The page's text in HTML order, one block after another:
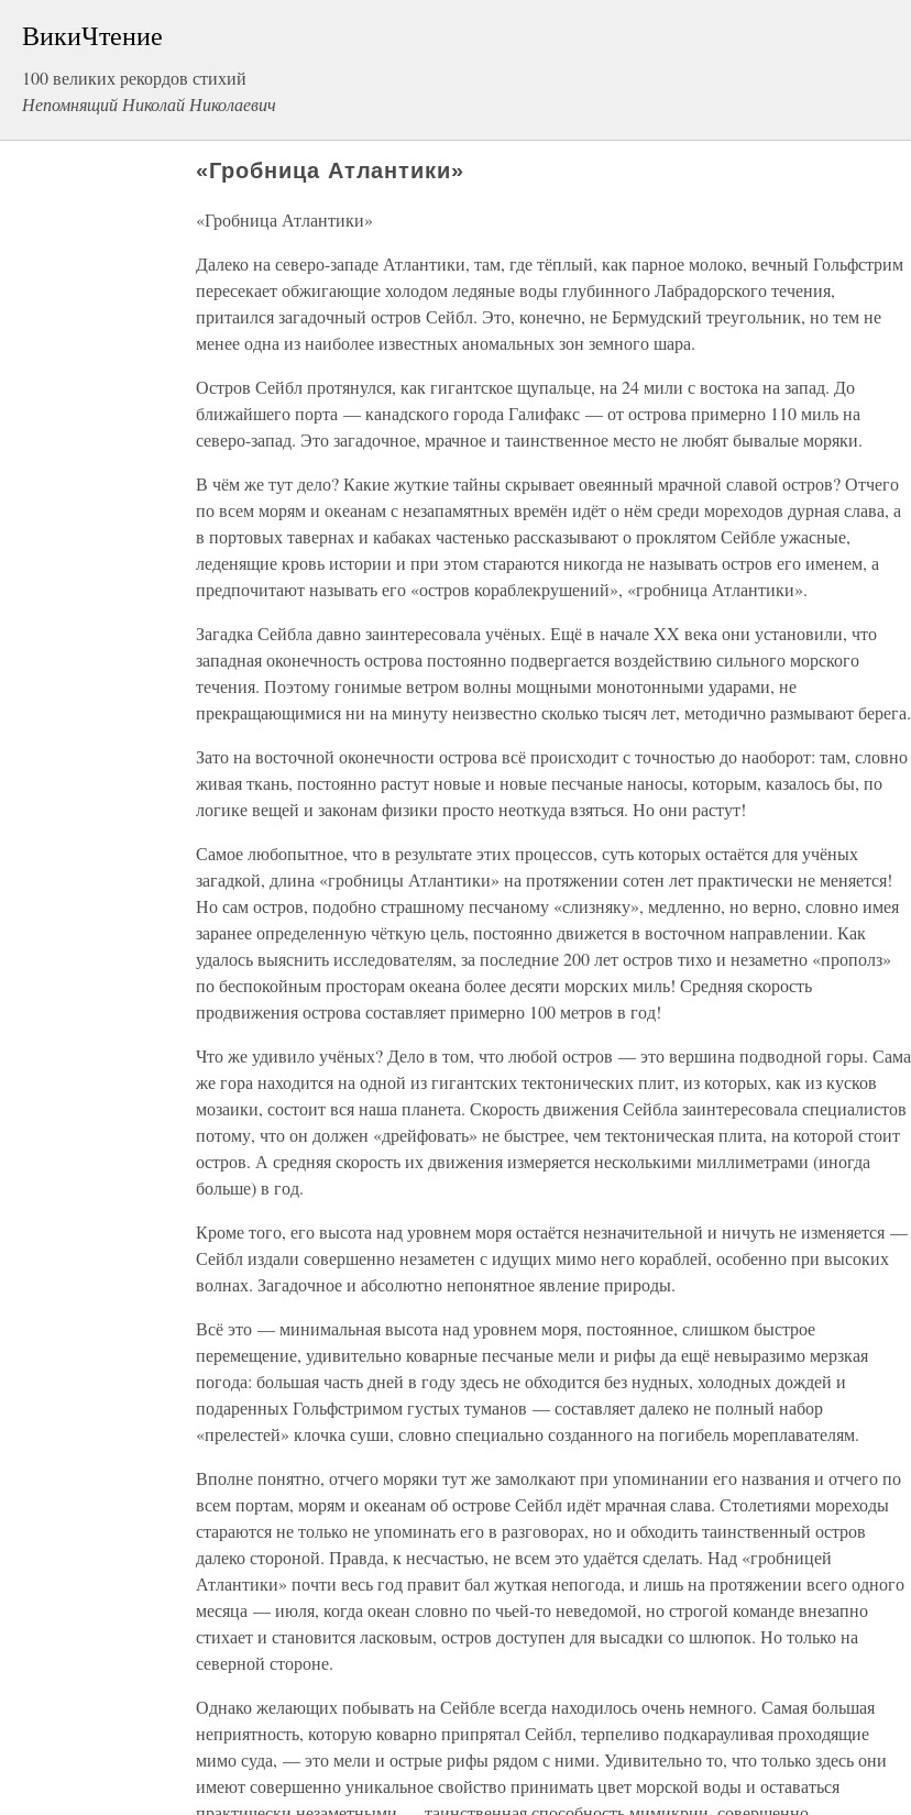
ВикиЧтение
100 великих рекордов стихий
Непомнящий Николай Николаевич
«Гробница Атлантики»
«Гробница Атлантики»
Далеко на северо-западе Атлантики, там, где тёплый, как парное молоко, вечный Гольфстрим
пересекает обжигающие холодом ледяные воды глубинного Лабрадорского течения,
притаился загадочный остров Сейбл. Это, конечно, не Бермудский треугольник, но тем не
менее одна из наиболее известных аномальных зон земного шара.
Остров Сейбл протянулся, как гигантское щупальце, на 24 мили с востока на запад. До
ближайшего порта — канадского города Галифакс — от острова примерно 110 миль на
северо-запад. Это загадочное, мрачное и таинственное место не любят бывалые моряки.
В чём же тут дело? Какие жуткие тайны скрывает овеянный мрачной славой остров? Отчего
по всем морям и океанам с незапамятных времён идёт о нём среди мореходов дурная слава, а
в портовых тавернах и кабаках частенько рассказывают о проклятом Сейбле ужасные,
леденящие кровь истории и при этом стараются никогда не называть остров его именем, а
предпочитают называть его «остров кораблекрушений», «гробница Атлантики».
Загадка Сейбла давно заинтересовала учёных. Ещё в начале XX века они установили, что
западная оконечность острова постоянно подвергается воздействию сильного морского
течения. Поэтому гонимые ветром волны мощными монотонными ударами, не
прекращающимися ни на минуту неизвестно сколько тысяч лет, методично размывают берега.
Зато на восточной оконечности острова всё происходит с точностью до наоборот: там, словно
живая ткань, постоянно растут новые и новые песчаные наносы, которым, казалось бы, по
логике вещей и законам физики просто неоткуда взяться. Но они растут!
Самое любопытное, что в результате этих процессов, суть которых остаётся для учёных
загадкой, длина «гробницы Атлантики» на протяжении сотен лет практически не меняется!
Но сам остров, подобно страшному песчаному «слизняку», медленно, но верно, словно имея
заранее определенную чёткую цель, постоянно движется в восточном направлении. Как
удалось выяснить исследователям, за последние 200 лет остров тихо и незаметно «прополз»
по беспокойным просторам океана более десяти морских миль! Средняя скорость
продвижения острова составляет примерно 100 метров в год!
Что же удивило учёных? Дело в том, что любой остров — это вершина подводной горы. Сама
же гора находится на одной из гигантских тектонических плит, из которых, как из кусков
мозаики, состоит вся наша планета. Скорость движения Сейбла заинтересовала специалистов
потому, что он должен «дрейфовать» не быстрее, чем тектоническая плита, на которой стоит
остров. А средняя скорость их движения измеряется несколькими миллиметрами (иногда
больше) в год.
Кроме того, его высота над уровнем моря остаётся незначительной и ничуть не изменяется —
Сейбл издали совершенно незаметен с идущих мимо него кораблей, особенно при высоких
волнах. Загадочное и абсолютно непонятное явление природы.
Всё это — минимальная высота над уровнем моря, постоянное, слишком быстрое
перемещение, удивительно коварные песчаные мели и рифы да ещё невыразимо мерзкая
погода: большая часть дней в году здесь не обходится без нудных, холодных дождей и
подаренных Гольфстримом густых туманов — составляет далеко не полный набор
«прелестей» клочка суши, словно специально созданного на погибель мореплавателям.
Вполне понятно, отчего моряки тут же замолкают при упоминании его названия и отчего по
всем портам, морям и океанам об острове Сейбл идёт мрачная слава. Столетиями мореходы
стараются не только не упоминать его в разговорах, но и обходить таинственный остров
далеко стороной. Правда, к несчастью, не всем это удаётся сделать. Над «гробницей
Атлантики» почти весь год правит бал жуткая непогода, и лишь на протяжении всего одного
месяца — июля, когда океан словно по чьей-то неведомой, но строгой команде внезапно
стихает и становится ласковым, остров доступен для высадки со шлюпок. Но только на
северной стороне.
Однако желающих побывать на Сейбле всегда находилось очень немного. Самая большая
неприятность, которую коварно припрятал Сейбл, терпеливо подкарауливая проходящие
мимо суда, — это мели и острые рифы рядом с ними. Удивительно то, что только здесь они
имеют совершенно уникальное свойство принимать цвет морской воды и оставаться